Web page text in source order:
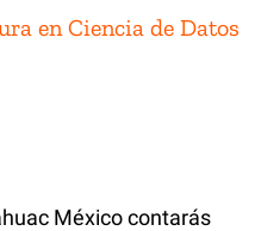
en Ciencia de Datos
México contarás